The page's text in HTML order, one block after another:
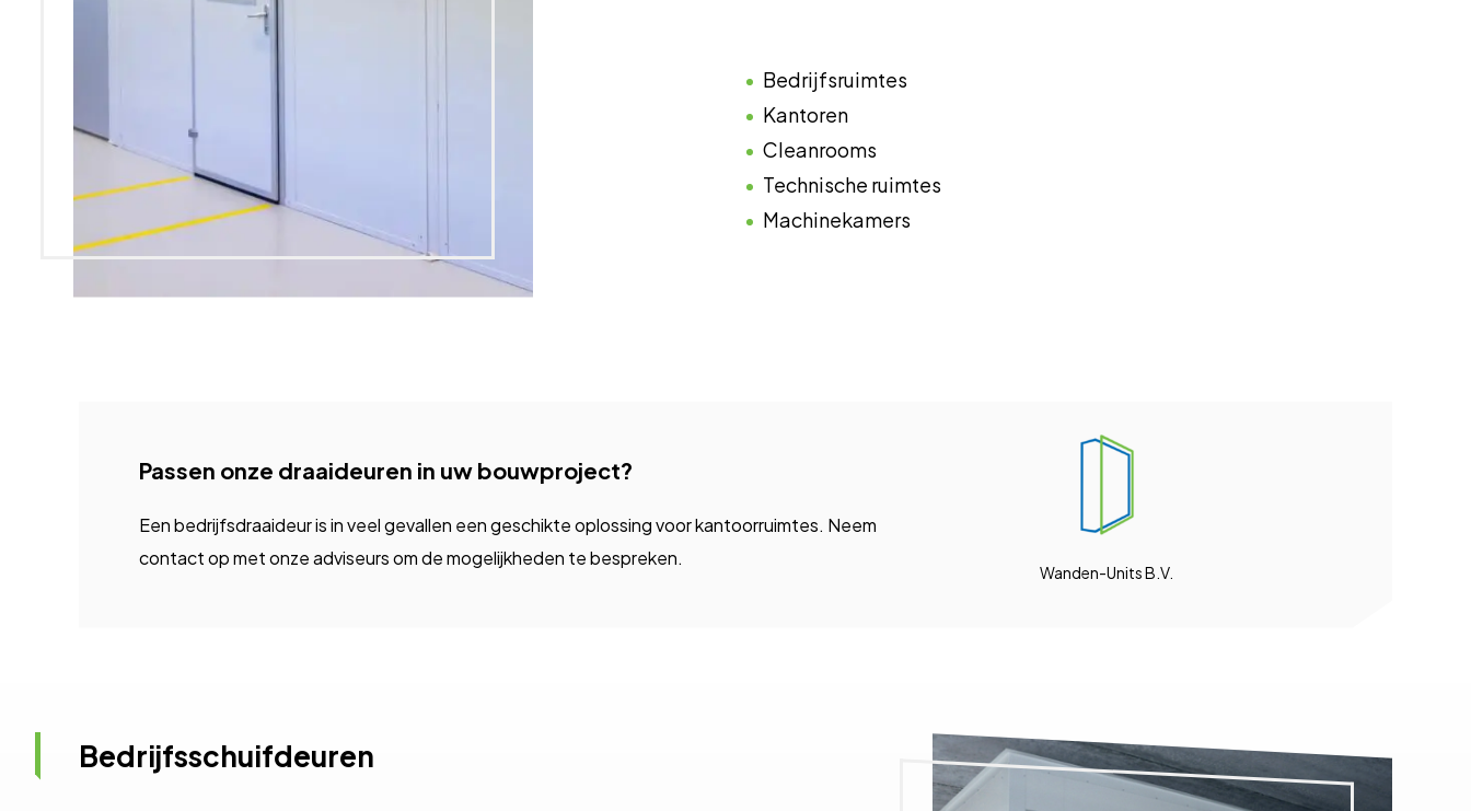
Bedrijfsruimtes
Kantoren
Cleanrooms
Technische ruimtes
Machinekamers
Passen onze draaideuren in uw bouwproject?
Een bedrijfsdraaideur is in veel gevallen een geschikte oplossing voor kantoorruimtes. Neem
contact op met onze adviseurs om de mogelijkheden te bespreken.
Wanden-Units B.V.
Bedrijfsschuifdeuren